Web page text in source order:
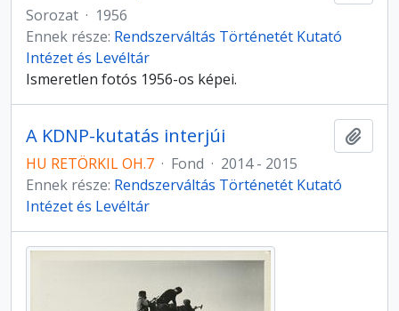
Sorozat · 1956
Ennek része: Rendszerváltás Történetét Kutató
Intézet és Levéltár
Ismeretlen fotós 1956-os képei.
A KDNP-kutatás interjúi
HU RETÖRKIL OH.7 · Fond · 2014 - 2015
Ennek része: Rendszerváltás Történetét Kutató
Intézet és Levéltár